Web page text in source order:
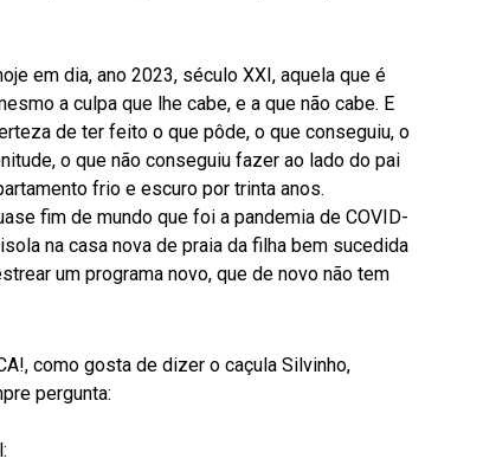
em dia, ano 2023, século XXI, aquela que é
a culpa que lhe cabe, e a que não cabe. E
de ter feito o que pôde, o que conseguiu, o
o que não conseguiu fazer ao lado do pai
frio e escuro por trinta anos.
fim de mundo que foi a pandemia de COVID-
na casa nova de praia da filha bem sucedida
um programa novo, que de novo não tem
como gosta de dizer o caçula Silvinho,
pergunta: